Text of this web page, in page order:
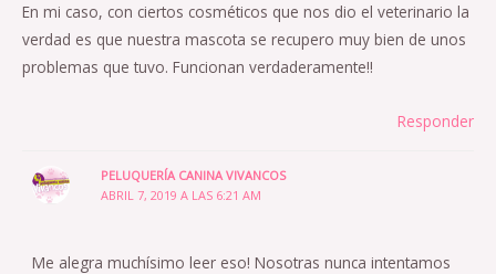
En mi caso, con ciertos cosméticos que nos dio el veterinario la
verdad es que nuestra mascota se recupero muy bien de unos
problemas que tuvo. Funcionan verdaderamente!!
Responder
PELUQUERÍA CANINA VIVANCOS
ABRIL 7, 2019 A LAS 6:21 AM
Me alegra muchísimo leer eso! Nosotras nunca intentamos